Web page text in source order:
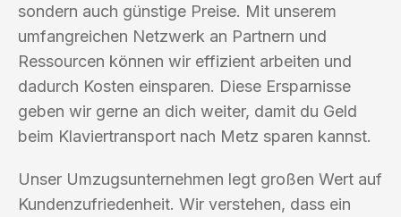
sondern auch günstige Preise. Mit unserem
umfangreichen Netzwerk an Partnern und
Ressourcen können wir effizient arbeiten und
dadurch Kosten einsparen. Diese Ersparnisse
geben wir gerne an dich weiter, damit du Geld
beim Klaviertransport nach Metz sparen kannst.
Unser Umzugsunternehmen legt großen Wert auf
Kundenzufriedenheit. Wir verstehen, dass ein